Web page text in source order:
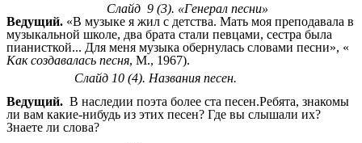
Слайд 9 (3). «Генерал песни»
Ведущий. «В музыке я жил с детства. Мать моя преподавала в
музыкальной школе, два брата стали певцами, сестра была
пианисткой... Для меня музыка обернулась словами песни», «
Как создавалась песня, М., 1967).
Слайд 10 (4). Названия песен.
Ведущий. В наследии поэта более ста песен.Ребята, знакомы
ли вам какие-нибудь из этих песен? Где вы слышали их?
Знаете ли слова?